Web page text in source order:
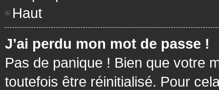
Haut
J’ai perdu mon mot de passe !
Pas de panique ! Bien que votre
toutefois être réinitialisé. Pour